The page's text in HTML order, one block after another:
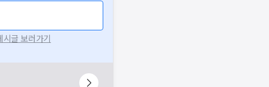
글 보러가기